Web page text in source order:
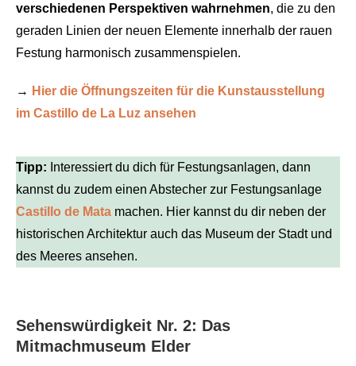
verschiedenen Perspektiven wahrnehmen, die zu den
geraden Linien der neuen Elemente innerhalb der rauen
Festung harmonisch zusammenspielen.
→ Hier die Öffnungszeiten für die Kunstausstellung
im Castillo de La Luz ansehen
Tipp: Interessiert du dich für Festungsanlagen, dann
kannst du zudem einen Abstecher zur Festungsanlage
Castillo de Mata machen. Hier kannst du dir neben der
historischen Architektur auch das Museum der Stadt und
des Meeres ansehen.
Sehenswürdigkeit Nr. 2: Das
Mitmachmuseum Elder